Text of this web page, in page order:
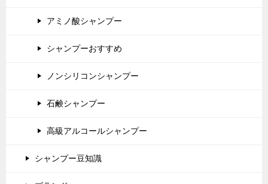
アミノ酸シャンプー
シャンプーおすすめ
ノンシリコンシャンプー
石鹸シャンプー
高級アルコールシャンプー
シャンプー豆知識